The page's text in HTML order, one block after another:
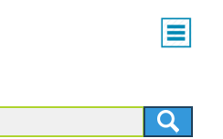
Main
menu